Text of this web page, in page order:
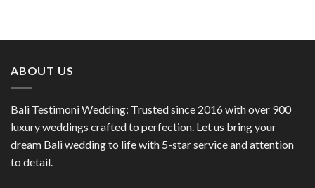
ABOUT US
Bali Testimoni Wedding: Trusted since 2016 with over 900
luxury weddings crafted to perfection. Let us bring your
dream Bali wedding to life with 5-star service and attention
to detail.